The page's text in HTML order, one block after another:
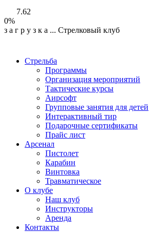
7.62
0%
з а г р у з к а ... Стрелковый клуб
Стрельба
Программы
Организация мероприятий
Тактические курсы
Аирсофт
Групповые занятия для детей
Интерактивный тир
Подарочные сертификаты
Прайс лист
Арсенал
Пистолет
Карабин
Винтовка
Травматическое
О клубе
Наш клуб
Инструкторы
Аренда
Контакты